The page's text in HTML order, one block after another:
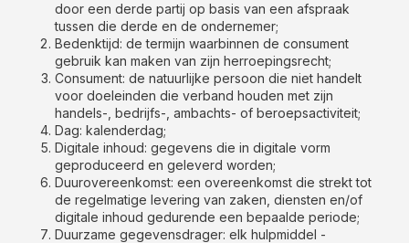
door een derde partij op basis van een afspraak
tussen die derde en de ondernemer;
Bedenktijd: de termijn waarbinnen de consument
gebruik kan maken van zijn herroepingsrecht;
Consument: de natuurlijke persoon die niet handelt
voor doeleinden die verband houden met zijn
handels-, bedrijfs-, ambachts- of beroepsactiviteit;
Dag: kalenderdag;
Digitale inhoud: gegevens die in digitale vorm
geproduceerd en geleverd worden;
Duurovereenkomst: een overeenkomst die strekt tot
de regelmatige levering van zaken, diensten en/of
digitale inhoud gedurende een bepaalde periode;
Duurzame gegevensdrager: elk hulpmiddel -